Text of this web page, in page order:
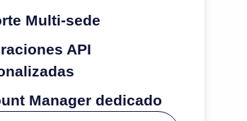
Multi-sede
API
Manager dedicado